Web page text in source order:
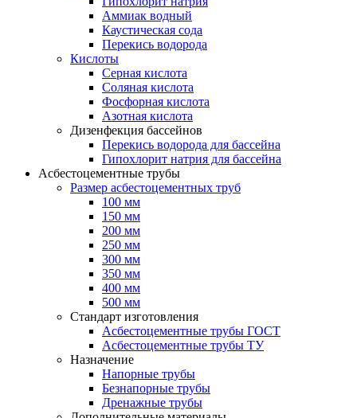
Аммиак водный
Каустическая сода
Перекись водорода
Кислоты
Серная кислота
Соляная кислота
Фосфорная кислота
Азотная кислота
Дизенфекция бассейнов
Перекись водорода для бассейна
Гипохлорит натрия для бассейна
Асбестоцементные трубы
Размер асбестоцементных труб
100 мм
150 мм
200 мм
250 мм
300 мм
350 мм
400 мм
500 мм
Стандарт изготовления
Асбестоцементные трубы ГОСТ
Асбестоцементные трубы ТУ
Назначение
Напорные трубы
Безнапорные трубы
Дренажные трубы